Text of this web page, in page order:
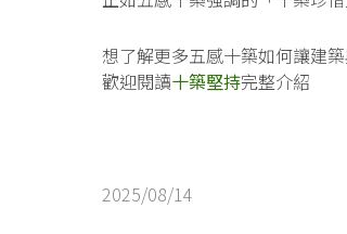
想了解更多五感十築如何讓建
歡迎閱讀十築堅持完整介紹
2025/08/14